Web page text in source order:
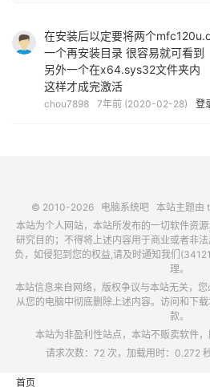
在安装后以定要将两个
一个再安装目录 很容易就可看到
另外一个在x64.sys32文件夹内
这样才成完激活
chou7898 7年前 (2020-02-28) 登
© 2010-2026 电脑系统吧本站主题由
本站为个人网站，本站所发布的一切软件资
研究目的；不得将上述内容用于商业或者非
负，如侵犯到您的权益,请及时通知我们
理。
本站信息来自网络，版权争议与本站无关，您
从您的电脑中彻底删除上述内容。访问和下
款。
本站为非盈利性站点，本站不贩卖软件，
请求次数：72 次，加载用时：0.272
首页